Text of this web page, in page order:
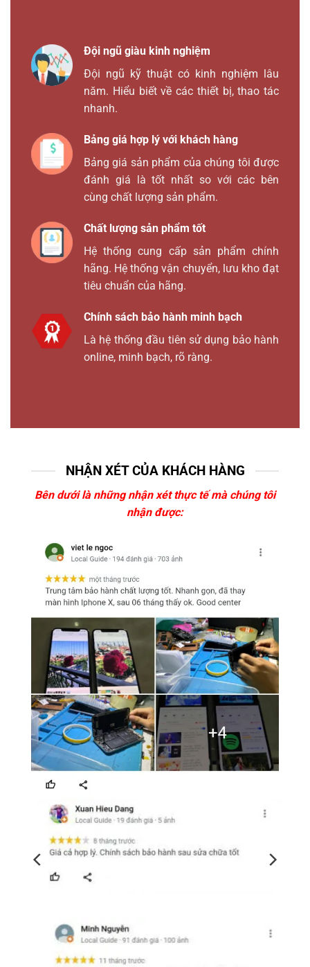
Đội ngũ giàu kinh nghiệm
Đội ngũ kỹ thuật có kinh nghiệm lâu
năm. Hiểu biết về các thiết bị, thao tác
nhanh.
Bảng giá hợp lý với khách hàng
Bảng giá sản phẩm của chúng tôi được
đánh giá là tốt nhất so với các bên
cùng chất lượng sản phẩm.
Chất lượng sản phẩm tốt
Hệ thống cung cấp sản phẩm chính
hãng. Hệ thống vận chuyển, lưu kho đạt
tiêu chuẩn của hãng.
Chính sách bảo hành minh bạch
Là hệ thống đầu tiên sử dụng bảo hành
online, minh bạch, rõ ràng.
NHẬN XÉT CỦA KHÁCH HÀNG
Bên dưới là những nhận xét thực tế mà chúng tôi
nhận được: